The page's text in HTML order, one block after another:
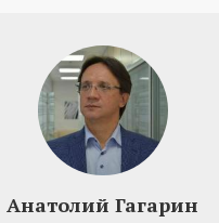
Анатолий Гагарин